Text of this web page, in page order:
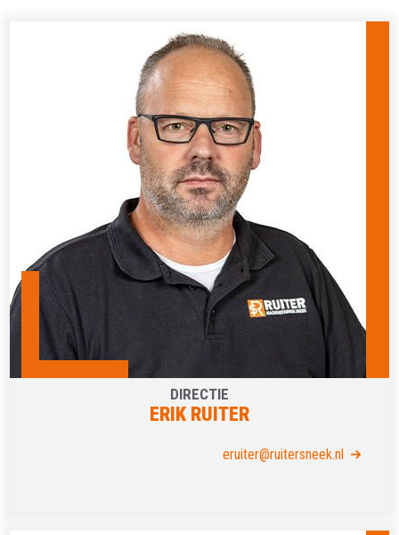
DIRECTIE
ERIK RUITER
eruiter@ruitersneek.nl